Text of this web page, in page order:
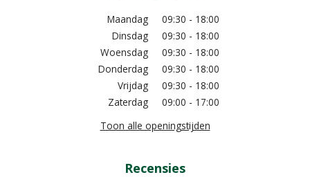
Maandag
09:30 - 18:00
Dinsdag
09:30 - 18:00
Woensdag
09:30 - 18:00
Donderdag
09:30 - 18:00
Vrijdag
09:30 - 18:00
Zaterdag
09:00 - 17:00
Toon alle openingstijden
Recensies